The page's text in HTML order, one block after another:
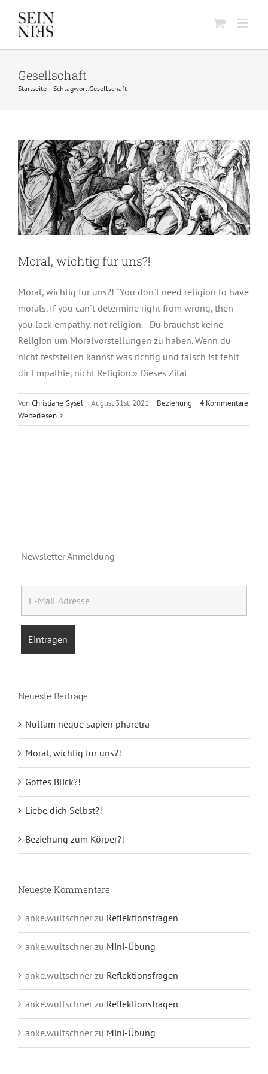
content
Gesellschaft
Startseite Schlagwort:Gesellschaft
Moral, wichtig für uns?!
Moral, wichtig für uns?! “You don`t need religion to have
morals. If you can`t determine right from wrong, then
you lack empathy, not religion. - Du brauchst keine
Religion um Moralvorstellungen zu haben. Wenn du
nicht feststellen kannst was richtig und falsch ist fehlt
dir Empathie, nicht Religion.» Dieses Zitat
VonChristiane Gysel | August 31st, 2021 | Beziehung | 4 Kommentare
Weiterlesen
Newsletter Anmeldung
Neueste Beiträge
Nullam neque sapien pharetra
Moral, wichtig für uns?!
Gottes Blick?!
Liebe dich Selbst?!
Beziehung zum Körper?!
Neueste Kommentare
anke.wultschner zu Reflektionsfragen
anke.wultschner zu Mini-Übung
anke.wultschner zu Reflektionsfragen
anke.wultschner zu Reflektionsfragen
anke.wultschner zu Mini-Übung